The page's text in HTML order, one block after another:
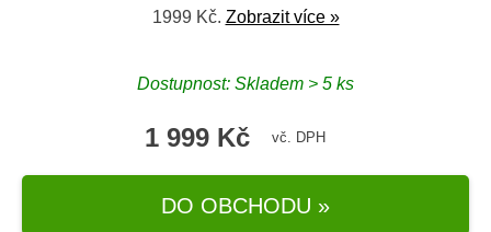
1999 Kč. Zobrazit více »
Dostupnost: Skladem > 5 ks
1 999 Kč vč. DPH
DO OBCHODU »